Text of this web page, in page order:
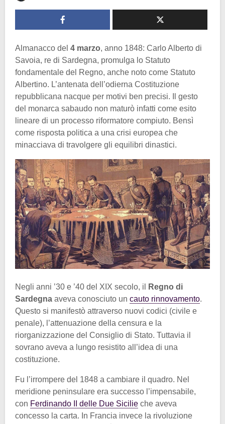
Almanacco del 4 marzo, anno 1848: Carlo Alberto di
Savoia, re di Sardegna, promulga lo Statuto
fondamentale del Regno, anche noto come Statuto
Albertino. L’antenata dell’odierna Costituzione
repubblicana nacque per motivi ben precisi. Il gesto
del monarca sabaudo non maturò infatti come esito
lineare di un processo riformatore compiuto. Bensì
come risposta politica a una crisi europea che
minacciava di travolgere gli equilibri dinastici.
Negli anni ’30 e ’40 del XIX secolo, il
Regno di
Sardegna aveva conosciuto un cauto rinnovamento.
Questo si manifestò attraverso nuovi codici (civile e
penale), l’attenuazione della censura e la
riorganizzazione del Consiglio di Stato. Tuttavia il
sovrano aveva a lungo resistito all’idea di una
costituzione.
Fu l’irrompere del 1848 a cambiare il quadro. Nel
meridione peninsulare era successo l’impensabile,
con Ferdinando II delle Due Sicilie che aveva
concesso la carta. In Francia invece la rivoluzione